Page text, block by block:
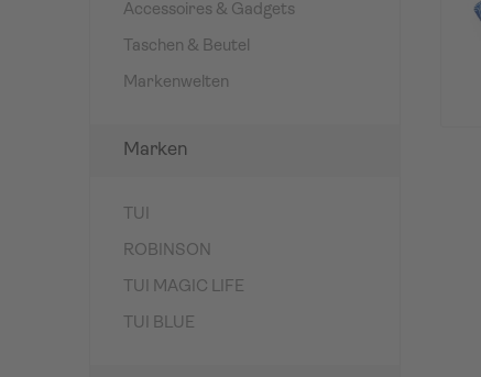
Accessoires & Gadgets
Taschen & Beutel
Markenwelten
Marken
TUI
ROBINSON
TUI MAGIC LIFE
TUI BLUE